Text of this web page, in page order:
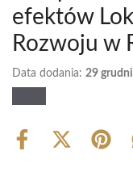
efektów
Rozwoju w
Data dodania: 29
Share
Share Share